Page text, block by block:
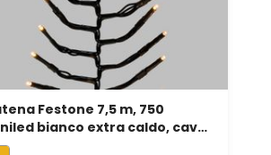
Festone 7,5 m, 750
bianco extra caldo, cavo